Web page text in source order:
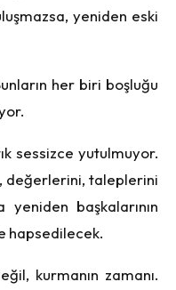
yeniden eski
her biri boşluğu
sessizce yutulmuyor.
değerlerini, taleplerini
başkalarının
hapsedilecek.
kurmanın zamanı.